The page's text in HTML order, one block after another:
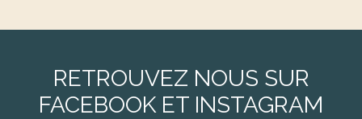
RETROUVEZ NOUS SUR
FACEBOOK ET INSTAGRAM